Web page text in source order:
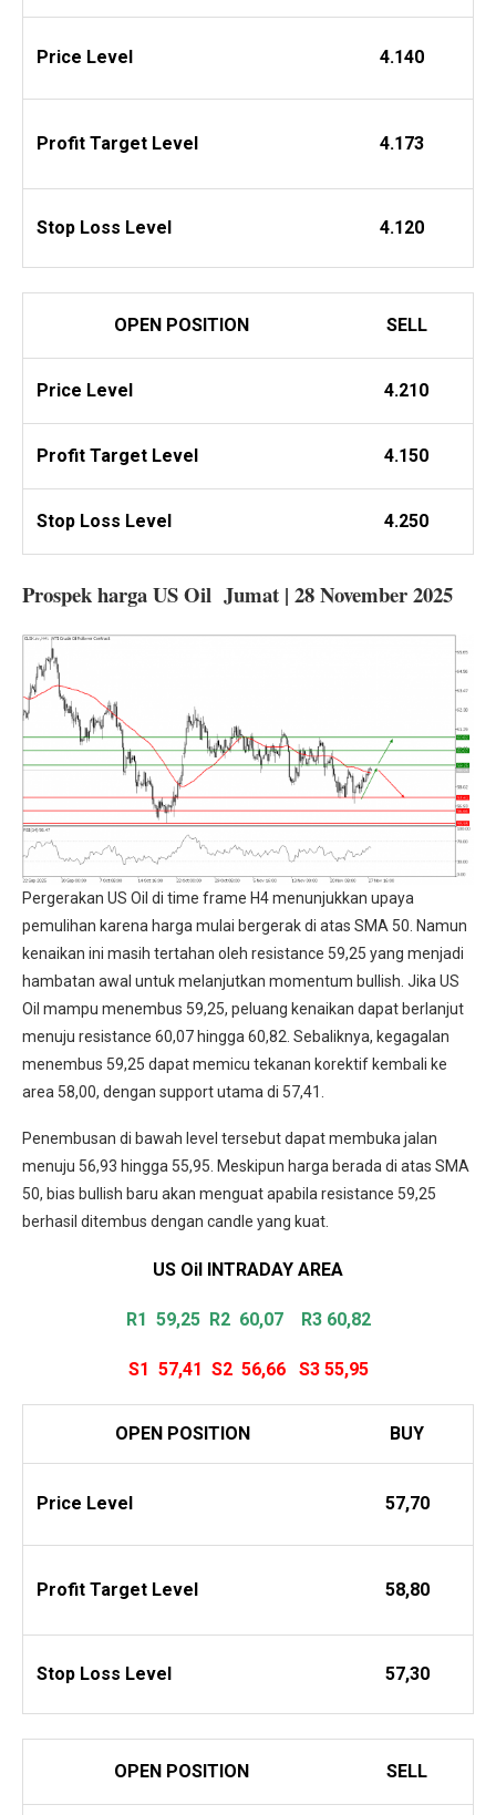
Price Level 4.140
Profit Target Level 4.173
Stop Loss Level 4.120
OPEN POSITION SELL
Price Level 4.210
Profit Target Level 4.150
Stop Loss Level 4.250
Prospek harga US Oil Jumat | 28 November 2025
Pergerakan US Oil di time frame H4 menunjukkan upaya
pemulihan karena harga mulai bergerak di atas SMA 50. Namun
kenaikan ini masih tertahan oleh resistance 59,25 yang menjadi
hambatan awal untuk melanjutkan momentum bullish. Jika US
Oil mampu menembus 59,25, peluang kenaikan dapat berlanjut
menuju resistance 60,07 hingga 60,82. Sebaliknya, kegagalan
menembus 59,25 dapat memicu tekanan korektif kembali ke
area 58,00, dengan support utama di 57,41.
Penembusan di bawah level tersebut dapat membuka jalan
menuju 56,93 hingga 55,95. Meskipun harga berada di atas SMA
50, bias bullish baru akan menguat apabila resistance 59,25
berhasil ditembus dengan candle yang kuat.
US Oil INTRADAY AREA
R1 59,25 R2 60,07 R3 60,82
S1 57,41 S2 56,66 S3 55,95
OPEN POSITION BUY
Price Level 57,70
Profit Target Level 58,80
Stop Loss Level 57,30
OPEN POSITION SELL